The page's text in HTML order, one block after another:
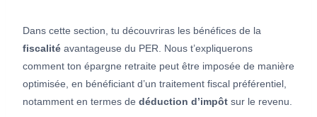
Dans cette section, tu découvriras les bénéfices de la
fiscalité avantageuse du PER. Nous t’expliquerons
comment ton épargne retraite peut être imposée de manière
optimisée, en bénéficiant d’un traitement fiscal préférentiel,
notamment en termes de déduction d’impôt sur le revenu.